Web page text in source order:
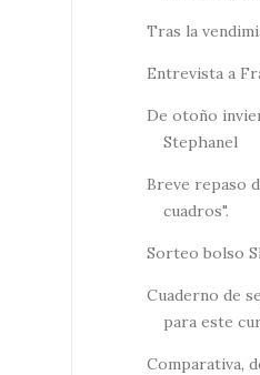
Tras la
Entrevista a
De otoño
Stephanel
Breve repaso
cuadros".
Sorteo bolso
Cuaderno de
para este
Comparativa,